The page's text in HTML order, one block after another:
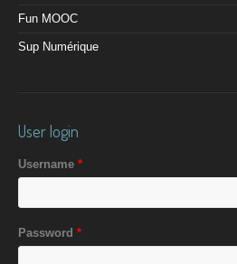
Fun MOOC
Sup Numérique
User login
Username *
Password *